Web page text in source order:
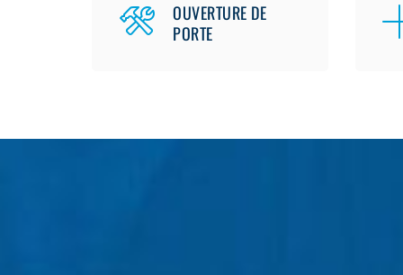
OUVERTURE DE
PORTE